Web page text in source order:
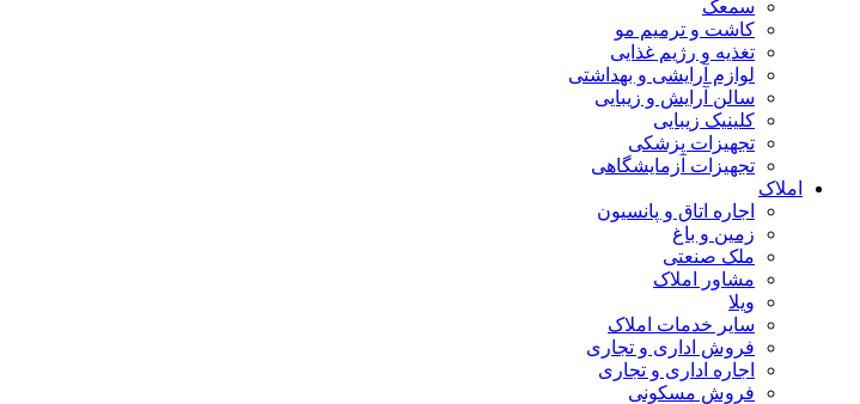
سمعک
کاشت و ترمیم مو
تغذیه و رژیم غذایی
لوازم آرایشی و بهداشتی
سالن آرایش و زیبایی
کلینیک زیبایی
تجهیزات پزشکی
تجهیزات آزمایشگاهی
املاک
اجاره اتاق و پانسیون
زمین و باغ
ملک صنعتی
مشاور املاک
ویلا
سایر خدمات املاک
فروش اداری و تجاری
اجاره اداری و تجاری
فروش مسکونی